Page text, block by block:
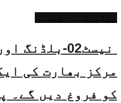
نیسٹ02-
مرکز بھارت کی
کو فروغ دیں گے۔